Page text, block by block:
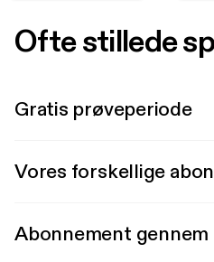
Ofte stillede
Gratis prøveperiode
Vores forskellige
Abonnement